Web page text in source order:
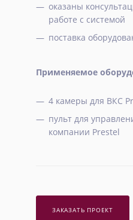
оказаны
работе с системой
поставка
Применяемое
4 камеры для ВКС
пульт для
компании Prestel
ЗАКАЗАТЬ ПРОЕКТ